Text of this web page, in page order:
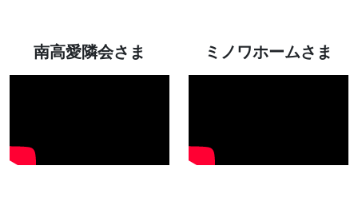
南高愛隣会さま ミノワホームさま